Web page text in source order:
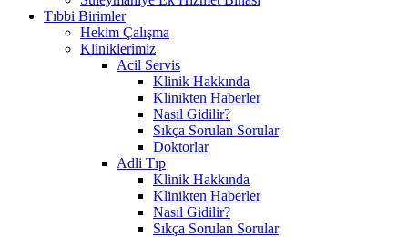
Tıbbi Birimler
Hekim Çalışma
Kliniklerimiz
Acil Servis
Klinik Hakkında
Klinikten Haberler
Nasıl Gidilir?
Sıkça Sorulan Sorular
Doktorlar
Adli Tıp
Klinik Hakkında
Klinikten Haberler
Nasıl Gidilir?
Sıkça Sorulan Sorular